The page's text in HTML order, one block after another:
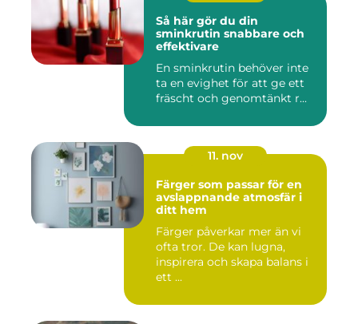
Så här gör du din
sminkrutin snabbare och
effektivare
En sminkrutin behöver inte
ta en evighet för att ge ett
fräscht och genomtänkt r...
11. nov
Färger som passar för en
avslappnande atmosfär i
ditt hem
Färger påverkar mer än vi
ofta tror. De kan lugna,
inspirera och skapa balans i
ett ...